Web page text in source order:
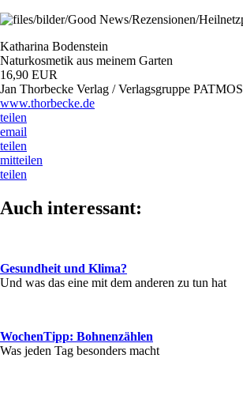
Katharina Bodenstein
Naturkosmetik aus meinem Garten
16,90 EUR
Jan Thorbecke Verlag / Verlagsgruppe PATMOS
www.thorbecke.de
teilen
email
teilen
mitteilen
teilen
Auch interessant:
Gesundheit und Klima?
Und was das eine mit dem anderen zu tun hat
WochenTipp: Bohnenzählen
Was jeden Tag besonders macht